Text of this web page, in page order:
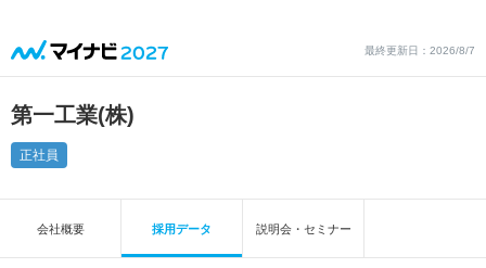
最終更新日：2026/8/7
第一工業(株)
正社員
会社概要 採用データ 説明会・セミナー